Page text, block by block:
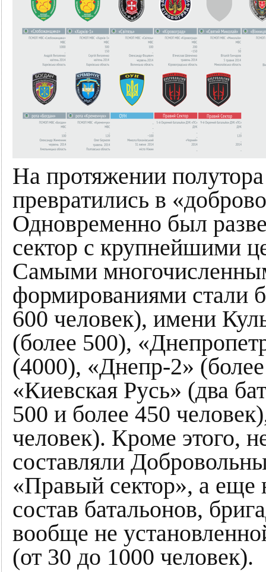
На протяжении
превратились в
Одновременно был
сектор с крупнейшими
Самыми
формированиями стали
600 человек), имени
(более 500),
(4000), «Днепр-2»
«Киевская Русь» (два
500 и более 450
человек). Кроме этого,
составляли
«Правый сектор», а еще
состав батальонов,
вообще не
(от 30 до 1000 человек).